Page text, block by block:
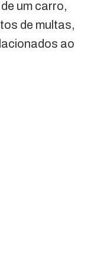
um carro,
de multas,
ao